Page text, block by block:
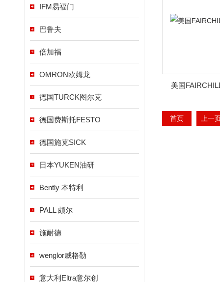
IFM易福门
巴鲁夫
倍加福
OMRON欧姆龙
德国TURCK图尔克
德国费斯托FESTO
德国施克SICK
日本YUKEN油研
Bently 本特利
PALL 颇尔
施耐德
wenglor威格勒
意大利Eltra意尔创
美国
首页 上一